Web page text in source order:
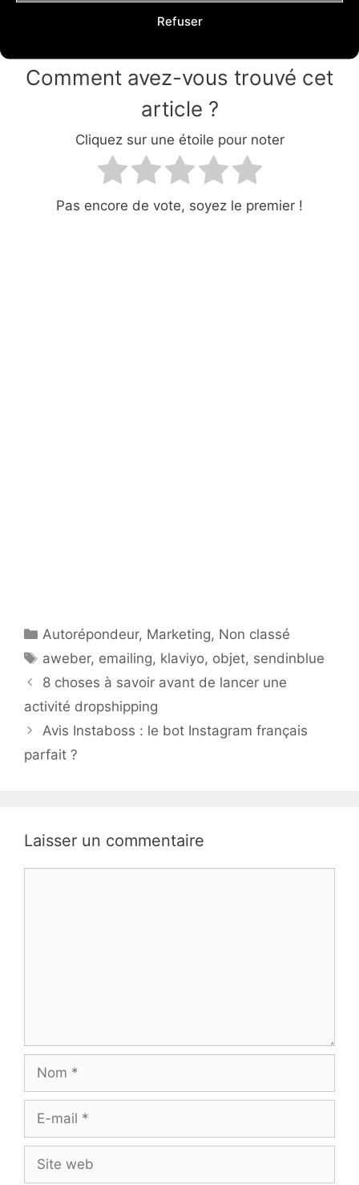
Refuser
Quel Autorépondeur choisir en 2020 ?
Comment avez-vous trouvé cet
article ?
Cliquez sur une étoile pour noter
Pas encore de vote, soyez le premier !
Catégories
Autorépondeur, Marketing, Non classé
Étiquettes
aweber, emailing, klaviyo, objet, sendinblue
8 choses à savoir avant de lancer une
activité dropshipping
Avis Instaboss : le bot Instagram français
parfait ?
Laisser un commentaire
mail
web